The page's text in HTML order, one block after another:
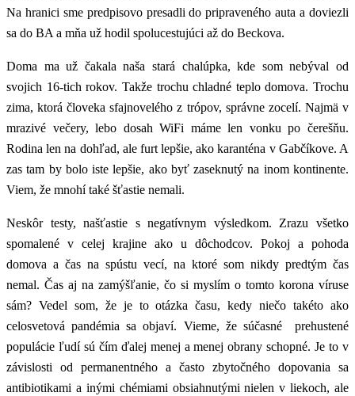
Na hranici sme predpisovo presadli do pripraveného auta a doviezli
sa do BA a mňa už hodil spolucestujúci až do Beckova.
Doma ma už čakala naša stará chalúpka, kde som nebýval od
svojich 16-tich rokov. Takže trochu chladné teplo domova. Trochu
zima, ktorá človeka sfajnovelého z trópov, správne zocelí. Najmä v
mrazivé večery, lebo dosah WiFi máme len vonku po čerešňu.
Rodina len na dohľad, ale furt lepšie, ako karanténa v Gabčíkove. A
zas tam by bolo iste lepšie, ako byť zaseknutý na inom kontinente.
Viem, že mnohí také šťastie nemali.
Neskôr testy, našťastie s negatívnym výsledkom. Zrazu všetko
spomalené v celej krajine ako u dôchodcov. Pokoj a pohoda
domova a čas na spústu vecí, na ktoré som nikdy predtým čas
nemal. Čas aj na zamýšľanie, čo si myslím o tomto korona víruse
sám? Vedel som, že je to otázka času, kedy niečo takéto ako
celosvetová pandémia sa objaví. Vieme, že súčasné prehustené
populácie ľudí sú čím ďalej menej a menej obrany schopné. Je to v
závislosti od permanentného a často zbytočného dopovania sa
antibiotikami a inými chémiami obsiahnutými nielen v liekoch, ale